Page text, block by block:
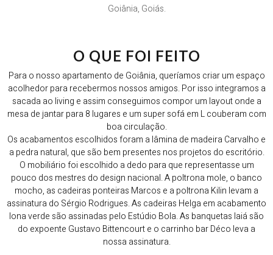
Goiânia, Goiás.
O QUE FOI FEITO
Para o nosso apartamento de Goiânia, queríamos criar um espaço
acolhedor para recebermos nossos amigos. Por isso integramos a
sacada ao living e assim conseguimos compor um layout onde a
mesa de jantar para 8 lugares e um super sofá em L couberam com
boa circulação.
Os acabamentos escolhidos foram a lâmina de madeira Carvalho e
a pedra natural, que são bem presentes nos projetos do escritório.
O mobiliário foi escolhido a dedo para que representasse um
pouco dos mestres do design nacional. A poltrona mole, o banco
mocho, as cadeiras ponteiras Marcos e a poltrona Kilin levam a
assinatura do Sérgio Rodrigues. As cadeiras Helga em acabamento
lona verde são assinadas pelo Estúdio Bola. As banquetas Iaiá são
do expoente Gustavo Bittencourt e o carrinho bar Déco leva a
nossa assinatura.